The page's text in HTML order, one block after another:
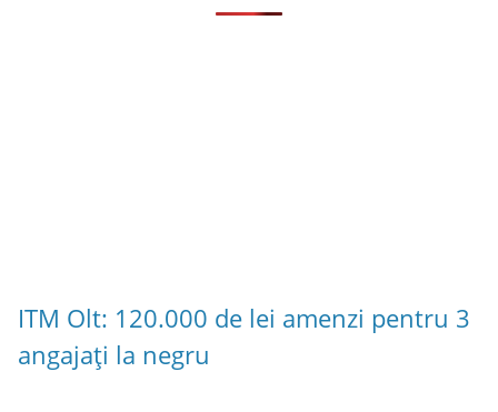
ITM Olt: 120.000 de lei amenzi pentru 3
angajați la negru